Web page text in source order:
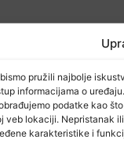
pružili najbolje
informacijama o
podatke kao
veb lokaciji. Nepristanak
karakteristike i